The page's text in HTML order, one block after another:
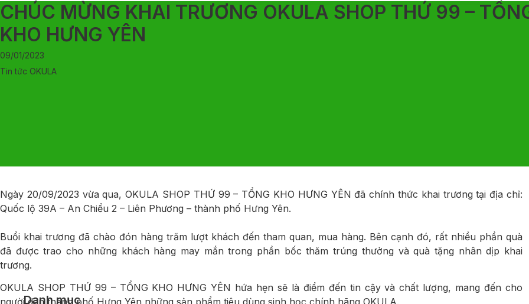
CHÚC MỪNG KHAI TRƯƠNG OKULA SHOP THỨ 99 –
KHO HƯNG YÊN
09/01/2023
Tin tức OKULA
Ngày 20/09/2023 vừa qua, OKULA SHOP THỨ 99 – TỔNG KHO HƯNG YÊN đã chính thức khai trương tại địa chỉ:
Quốc lộ 39A – An Chiểu 2 – Liên Phương – thành phố Hưng Yên.
Buổi khai trương đã chào đón hàng trăm lượt khách đến tham quan, mua hàng. Bên cạnh đó, rất nhiều phần quà
đã được trao cho những khách hàng may mắn trong phần bốc thăm trúng thưởng và quà tặng nhân dịp khai
trương.
OKULA SHOP THỨ 99 – TỔNG KHO HƯNG YÊN hứa hẹn sẽ là điểm đến tin cậy và chất lượng, mang đến cho
Danh mục